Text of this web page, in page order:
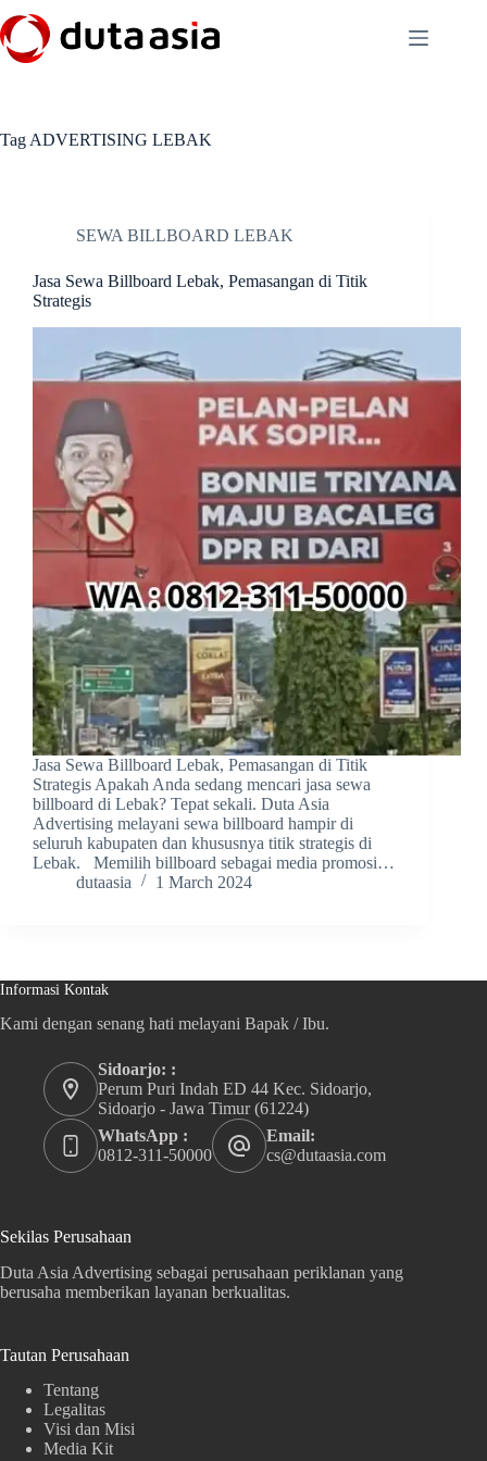
to
content
Tag ADVERTISING LEBAK
SEWA BILLBOARD LEBAK
Jasa Sewa Billboard Lebak, Pemasangan di Titik
Strategis
Jasa Sewa Billboard Lebak, Pemasangan di Titik
Strategis Apakah Anda sedang mencari jasa sewa
billboard di Lebak? Tepat sekali. Duta Asia
Advertising melayani sewa billboard hampir di
seluruh kabupaten dan khususnya titik strategis di
Lebak. Memilih billboard sebagai media promosi…
dutaasia
1 March 2024
Informasi Kontak
Kami dengan senang hati melayani Bapak / Ibu.
Sidoarjo: :
Perum Puri Indah ED 44 Kec. Sidoarjo,
Sidoarjo - Jawa Timur (61224)
WhatsApp :
0812-311-50000
Email:
cs@dutaasia.com
Sekilas Perusahaan
Duta Asia Advertising sebagai perusahaan periklanan yang
berusaha memberikan layanan berkualitas.
Tautan Perusahaan
Tentang
Legalitas
Visi dan Misi
Media Kit